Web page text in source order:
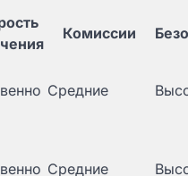
Комиссии
Средние
Средние